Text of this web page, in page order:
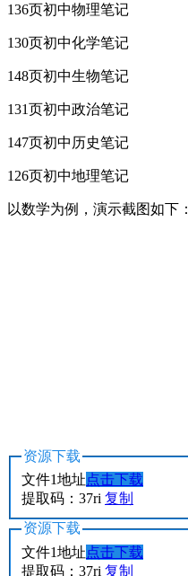
136页初中物理笔记
130页初中化学笔记
148页初中生物笔记
131页初中政治笔记
147页初中历史笔记
126页初中地理笔记
以数学为例，演示截图如下：
资源下载
文件1地址点击下载
提取码：37ri 复制
资源下载
文件1地址点击下载
提取码：37ri 复制